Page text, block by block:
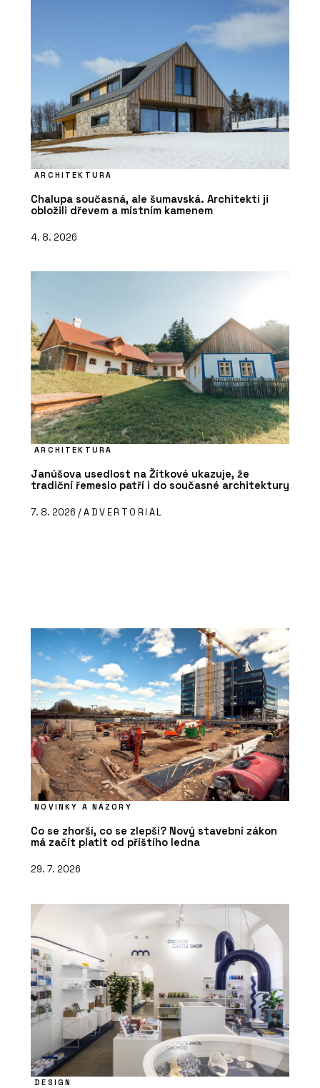
ARCHITEKTURA
Chalupa současná, ale šumavská. Architekti ji
obložili dřevem a místním kamenem
4. 8. 2026
ARCHITEKTURA
Janúšova usedlost na Žítkové ukazuje, že
tradiční řemeslo patří i do současné architektury
7. 8. 2026 /ADVERTORIAL
NOVINKY A NÁZORY
Co se zhorší, co se zlepší? Nový stavební zákon
má začít platit od příštího ledna
29. 7. 2026
DESIGN